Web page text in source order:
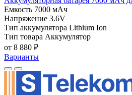
Емкость 7000 мАч
Напряжение 3.6V
Тип аккумулятора Lithium Ion
Тип товара Аккумулятор
от 8 880 ₽
Варианты